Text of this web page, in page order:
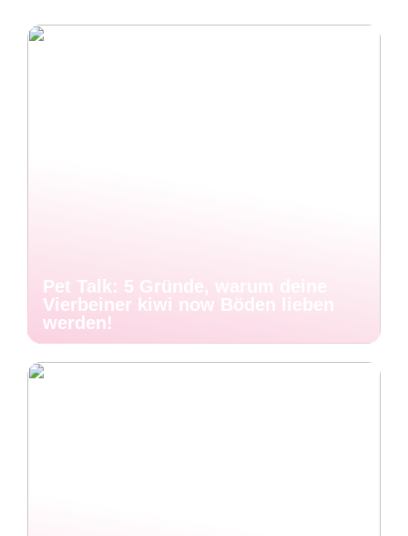
Pet Talk: 5 Gründe, warum deine
Vierbeiner kiwi now Böden lieben
werden!